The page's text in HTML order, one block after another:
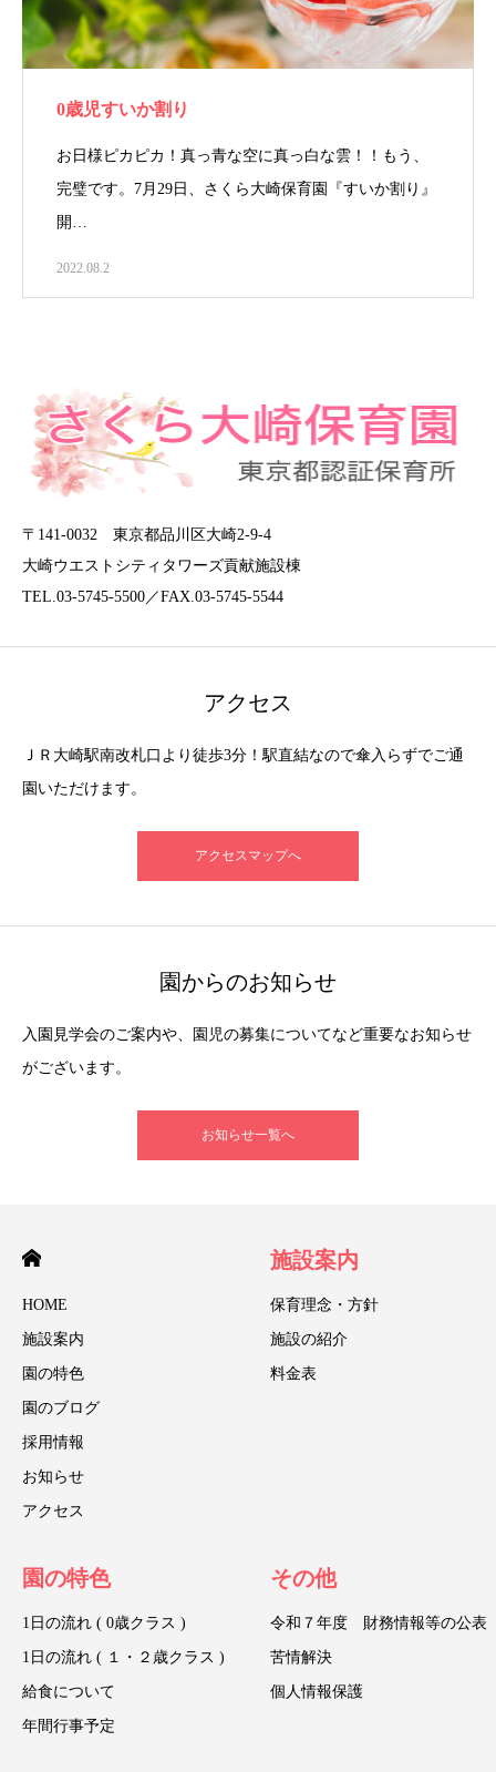
0歳児すいか割り
お日様ピカピカ！真っ青な空に真っ白な雲！！もう、
完璧です。7月29日、さくら大崎保育園『すいか割り』
開…
2022.08.2
〒141-0032 東京都品川区大崎2-9-4
大崎ウエストシティタワーズ貢献施設棟
TEL.03-5745-5500／FAX.03-5745-5544
アクセス
ＪＲ大崎駅南改札口より徒歩3分！駅直結なので傘入らずでご通
園いただけます。
アクセスマップへ
園からのお知らせ
入園見学会のご案内や、園児の募集についてなど重要なお知らせ
がございます。
お知らせ一覧へ
HOME
施設案内
園の特色
園のブログ
採用情報
お知らせ
アクセス
施設案内
保育理念・方針
施設の紹介
料金表
園の特色
1日の流れ ( 0歳クラス )
1日の流れ ( １・２歳クラス )
給食について
年間行事予定
その他
令和７年度 財務情報等の公表
苦情解決
個人情報保護